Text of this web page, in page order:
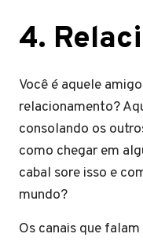
4.
Você é aquele
relacionamento?
consolando os
como chegar em
cabal sore isso e
mundo?
Os canais que